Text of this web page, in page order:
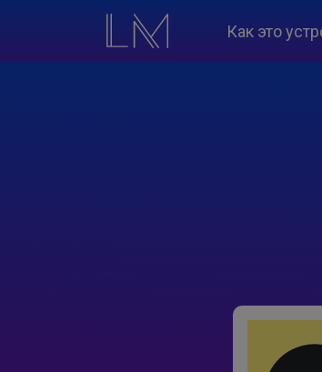
Как это